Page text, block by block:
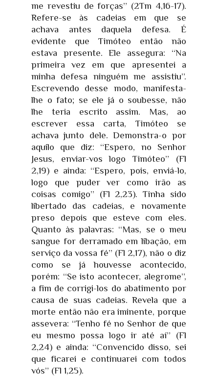
me revestiu de forças” (2Tm 4,16-17).
Refere-se às cadeias em que se
achava antes daquela defesa. É
evidente que Timóteo então não
estava presente. Ele assegura: “Na
primeira vez em que apresentei a
minha defesa ninguém me assistiu”.
Escrevendo desse modo, manifesta-
lhe o fato; se ele já o soubesse, não
lhe teria escrito assim. Mas, ao
escrever essa carta, Timóteo se
achava junto dele. Demonstra-o por
aquilo que diz: “Espero, no Senhor
Jesus, enviar-vos logo Timóteo” (Fl
2,19) e ainda: “Espero, pois, enviá-lo,
logo que puder ver como irão as
coisas comigo” (Fl 2,23). Tinha sido
libertado das cadeias, e novamente
preso depois que esteve com eles.
Quanto às palavras: “Mas, se o meu
sangue for derramado em libação, em
serviço da vossa fé” (Fl 2,17), não o diz
como se já houvesse acontecido,
porém: “Se isto acontecer, alegrome”,
a fim de corrigi-los do abatimento por
causa de suas cadeias. Revela que a
morte então não era iminente, porque
assevera: “Tenho fé no Senhor de que
eu mesmo possa logo ir até aí” (Fl
2,24) e ainda: “Convencido disso, sei
que ficarei e continuarei com todos
vós” (Fl 1,25).